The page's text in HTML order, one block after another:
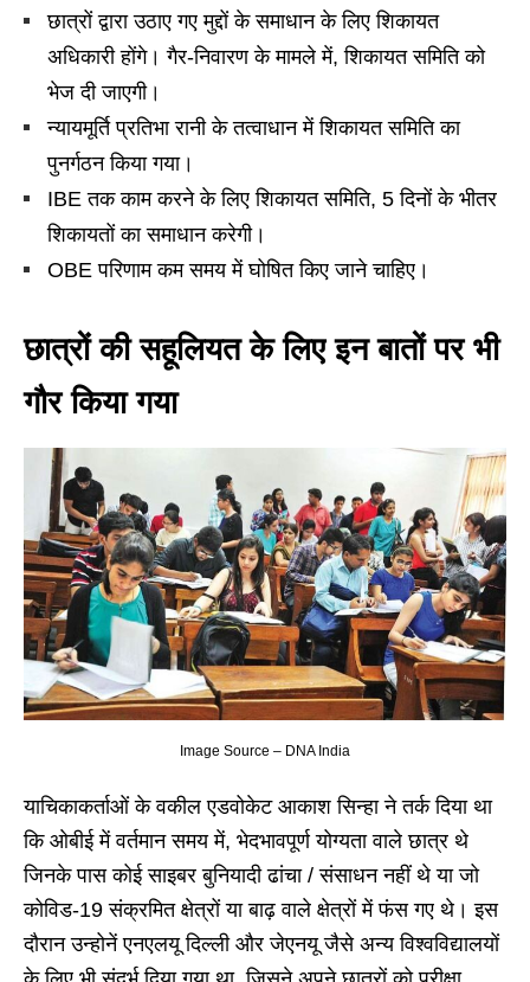
छात्रों द्वारा उठाए गए मुद्दों के समाधान के लिए शिकायत
अधिकारी होंगे। गैर-निवारण के मामले में, शिकायत समिति को
भेज दी जाएगी।
न्यायमूर्ति प्रतिभा रानी के तत्वाधान में शिकायत समिति का
पुनर्गठन किया गया।
IBE तक काम करने के लिए शिकायत समिति, 5 दिनों के भीतर
शिकायतों का समाधान करेगी।
OBE परिणाम कम समय में घोषित किए जाने चाहिए।
छात्रों की सहूलियत के लिए इन बातों पर भी
गौर किया गया
Image Source – DNA India
याचिकाकर्ताओं के वकील एडवोकेट आकाश सिन्हा ने तर्क दिया था
कि ओबीई में वर्तमान समय में, भेदभावपूर्ण योग्यता वाले छात्र थे
जिनके पास कोई साइबर बुनियादी ढांचा / संसाधन नहीं थे या जो
कोविड​​-19 संक्रमित क्षेत्रों या बाढ़ वाले क्षेत्रों में फंस गए थे। इस
दौरान उन्होनें एनएलयू दिल्ली और जेएनयू जैसे अन्य विश्वविद्यालयों